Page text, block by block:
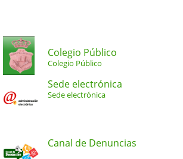
Colegio Público
Colegio Público
Sede electrónica
Sede electrónica
Canal de Denuncias